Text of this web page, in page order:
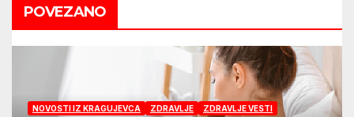
POVEZANO
NOVOSTI IZ KRAGUJEVCA ZDRAVLJE ZDRAVLJE VESTI